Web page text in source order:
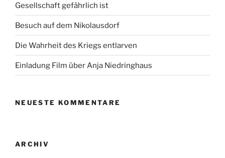
Gesellschaft gefährlich ist
Besuch auf dem Nikolausdorf
Die Wahrheit des Kriegs entlarven
Einladung Film über Anja Niedringhaus
NEUESTE KOMMENTARE
ARCHIV